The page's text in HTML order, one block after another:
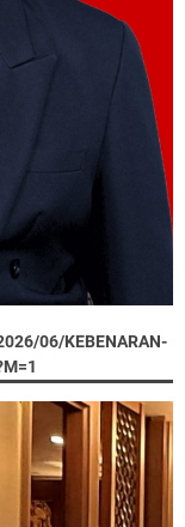
06/KEBENARAN-